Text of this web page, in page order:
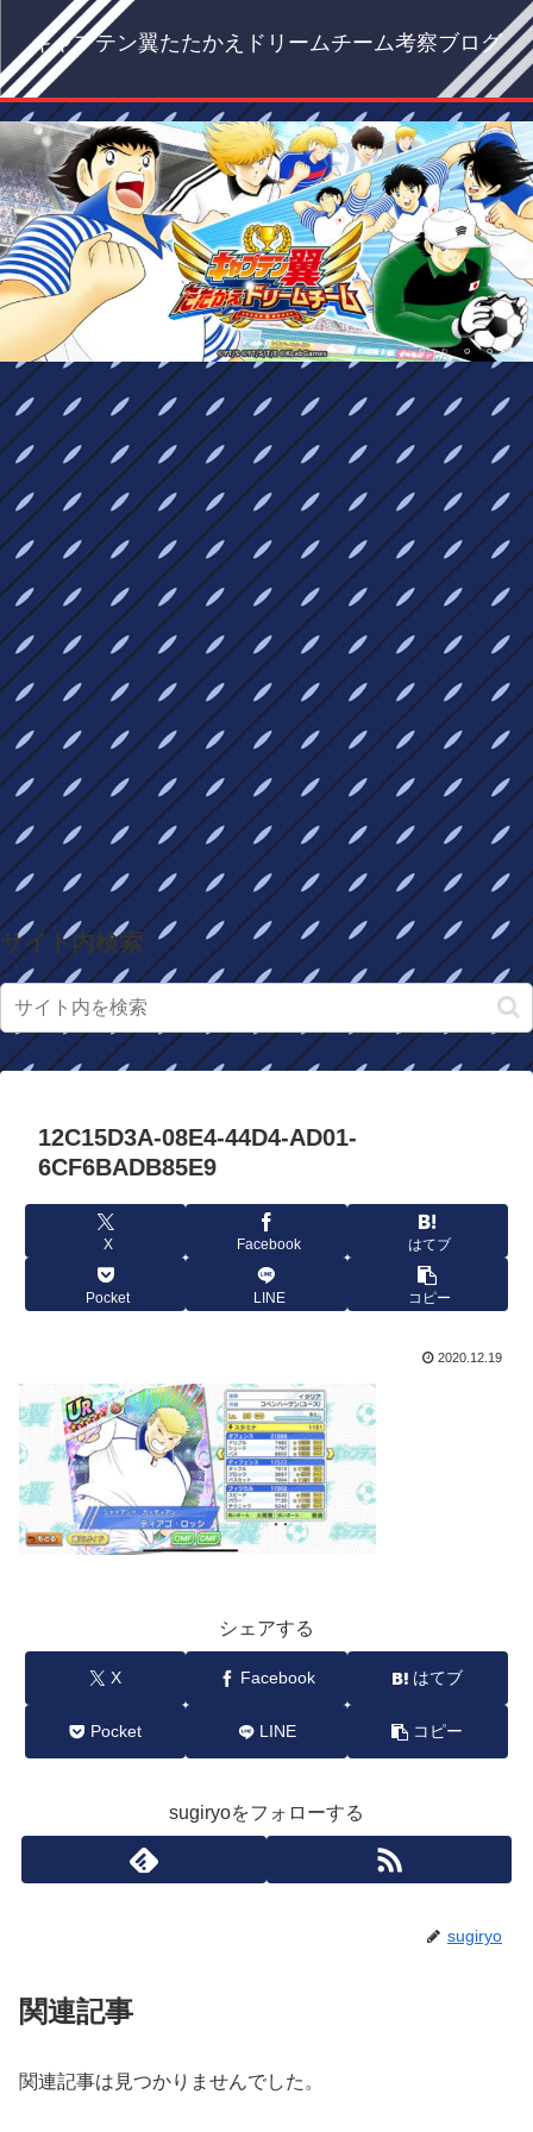
キャプテン翼たたかえドリームチーム考察ブログ
サイト内検索
12C15D3A-08E4-44D4-AD01-
6CF6BADB85E9
X Facebook はてブ
Pocket LINE コピー
2020.12.19
シェアする
X Facebook はてブ
Pocket LINE コピー
sugiryoをフォローする
sugiryo
関連記事
関連記事は見つかりませんでした。